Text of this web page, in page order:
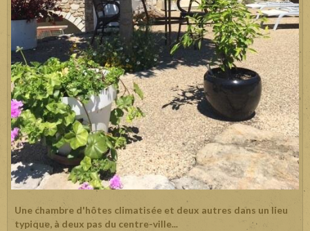
Une chambre d'hôtes climatisée et deux autres dans un lieu
typique, à deux pas du centre-ville...